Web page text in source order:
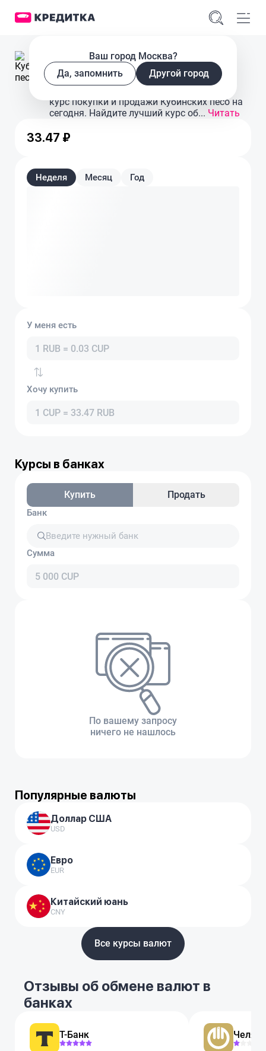
Ваш город Москва?
Да, запомнить
Другой город
Курс
ЦБ РФ
курс покупки и продажи Кубинских песо на
сегодня. Найдите лучший курс об... Читать
33.47 ₽
У меня есть
Хочу купить
Неделя Месяц Год
Курсы в банках
Купить Продать
Банк
Сумма
По вашему запросу
ничего не нашлось
Популярные валюты
Доллар США
USD
Евро
EUR
Китайский юань
CNY
Все курсы валют
Отзывы об обмене валют в
банках
Т-Банк